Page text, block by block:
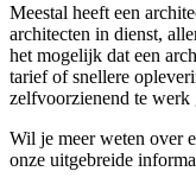
Meestal heeft een
architecten in dienst,
het mogelijk dat een
tarief of snellere
zelfvoorzienend te werk
Wil je meer weten over
onze uitgebreide